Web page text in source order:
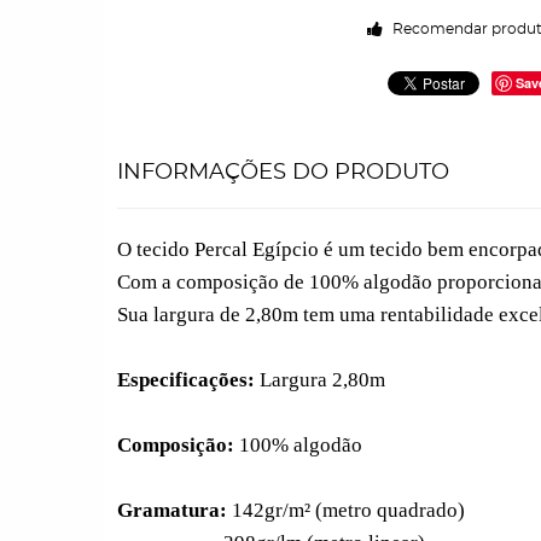
Recomendar
INFORMAÇÕES DO PRODUTO
O tecido Percal Egípcio é um tecido bem
Com a composição de 100% algodão
Sua largura de 2,80m tem uma rentabilidade
Especificações: Largura 2,80m
Composição: 100% algodão
Gramatura: 142gr/m² (metro quadrado)